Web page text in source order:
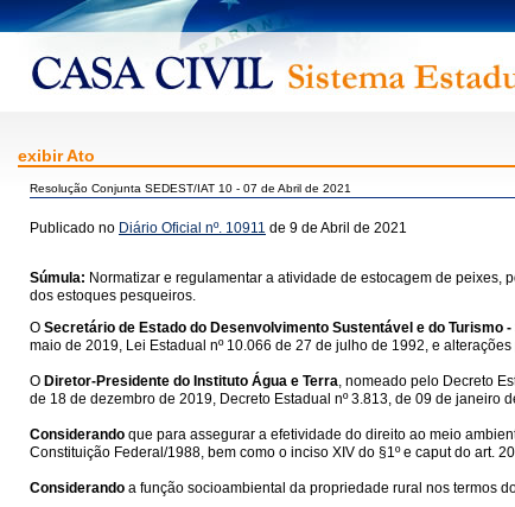
exibir Ato
Resolução Conjunta SEDEST/IAT 10 - 07 de Abril de 2021
Publicado no Diário Oficial nº. 10911 de 9 de Abril de 2021
Súmula: Normatizar e regulamentar a atividade de estocagem de
dos estoques pesqueiros.
O Secretário de Estado do Desenvolvimento Sustentável e do Turismo -
maio de 2019, Lei Estadual nº 10.066 de 27 de julho de 1992, e
O Diretor-Presidente do Instituto Água e Terra, nomeado pelo Decreto
de 18 de dezembro de 2019, Decreto Estadual nº 3.813, de 09 de janeiro
Considerando que para assegurar a efetividade do direito ao meio
Constituição Federal/1988, bem como o inciso XIV do §1º e caput do art.
Considerando a função socioambiental da propriedade rural nos termos